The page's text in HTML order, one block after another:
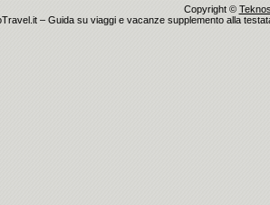
Copyright ©
– Guida su viaggi e vacanze supplemento alla